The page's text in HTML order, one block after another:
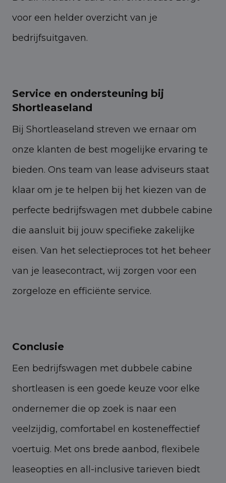
voor een helder overzicht van je
bedrijfsuitgaven.
Service en ondersteuning bij
Shortleaseland
Bij Shortleaseland streven we ernaar om
onze klanten de best mogelijke ervaring te
bieden. Ons team van lease adviseurs staat
klaar om je te helpen bij het kiezen van de
perfecte bedrijfswagen met dubbele cabine
die aansluit bij jouw specifieke zakelijke
eisen. Van het selectieproces tot het beheer
van je leasecontract, wij zorgen voor een
zorgeloze en efficiënte service.
Conclusie
Een bedrijfswagen met dubbele cabine
shortleasen is een goede keuze voor elke
ondernemer die op zoek is naar een
veelzijdig, comfortabel en kosteneffectief
voertuig. Met ons brede aanbod, flexibele
leaseopties en all-inclusive tarieven biedt